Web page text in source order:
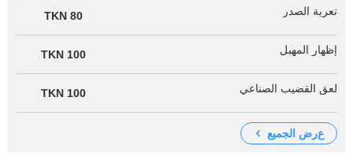
تعرية الصدر 80 TKN
إظهار المهبل 100 TKN
لعق القضيب الصناعي 100 TKN
عرض الجميع